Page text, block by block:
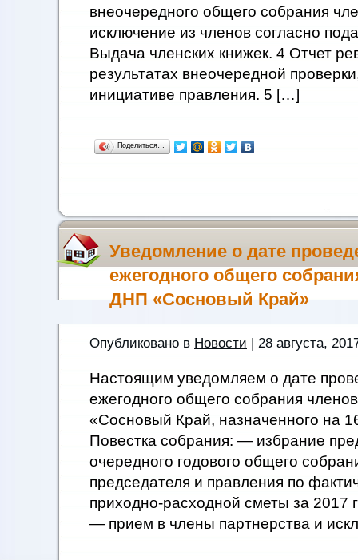
внеочередного общего собрания
исключение из членов согласно
Выдача членских книжек. 4 Отчет
результатах внеочередной
инициативе правления. 5 […]
Поделиться…
Уведомление о дате
ежегодного общего
ДНП «Сосновый Край»
Опубликовано в Новости | 28 августа,
Настоящим уведомляем о дате
ежегодного общего собрания
«Сосновый Край, назначенного на
Повестка собрания: — избрание
очередного годового общего
председателя и правления по
приходно-расходной сметы за 2017
— прием в члены партнерства и